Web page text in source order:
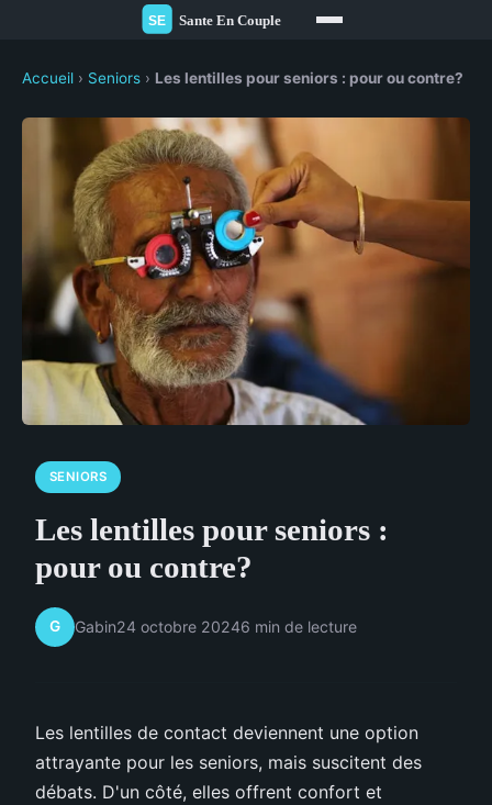
Accueil › Seniors › Les lentilles pour seniors : pour ou contre?
SENIORS
Les lentilles pour seniors :
pour ou contre?
G Gabin24 octobre 20246 min de lecture
Les lentilles de contact deviennent une option
attrayante pour les seniors, mais suscitent des
débats. D'un côté, elles offrent confort et